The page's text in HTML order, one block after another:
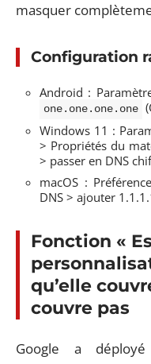
masquer
Configuration
Android :
one.one.one.one
Windows 11 :
> Propriétés du
> passer en DNS
macOS :
DNS > ajouter
Fonction «
qu’elle
couvre pas
Google a